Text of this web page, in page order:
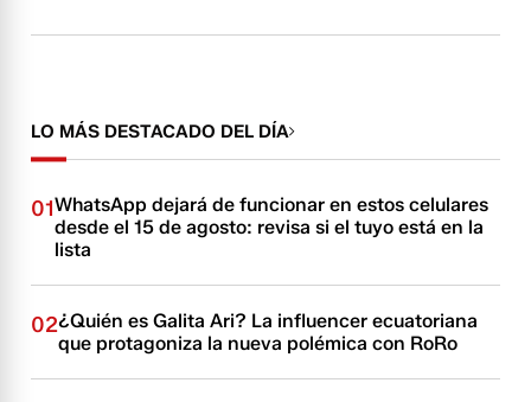
LO MÁS DESTACADO DEL DÍA
01WhatsApp dejará de funcionar en estos celulares
desde el 15 de agosto: revisa si el tuyo está en la
lista
02¿Quién es Galita Ari? La influencer ecuatoriana
que protagoniza la nueva polémica con RoRo